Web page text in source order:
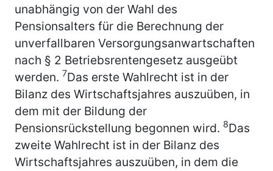
unabhängig von der Wahl des
Pensionsalters für die Berechnung der
unverfallbaren Versorgungsanwartschaften
nach § 2 Betriebsrentengesetz ausgeübt
werden. 7Das erste Wahlrecht ist in der
Bilanz des Wirtschaftsjahres auszuüben, in
dem mit der Bildung der
Pensionsrückstellung begonnen wird. 8Das
zweite Wahlrecht ist in der Bilanz des
Wirtschaftsjahres auszuüben, in dem die